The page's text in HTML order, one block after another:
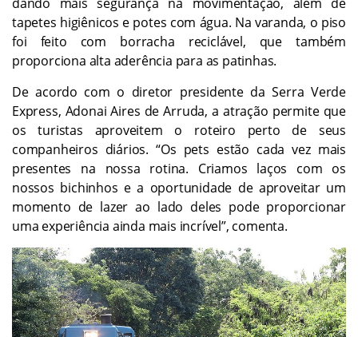
tapetes higiênicos e potes com água. Na varanda, o piso
foi feito com borracha reciclável, que também
proporciona alta aderência para as patinhas.
De acordo com o diretor presidente da Serra Verde
Express, Adonai Aires de Arruda, a atração permite que
os turistas aproveitem o roteiro perto de seus
companheiros diários. “Os pets estão cada vez mais
presentes na nossa rotina. Criamos laços com os
nossos bichinhos e a oportunidade de aproveitar um
momento de lazer ao lado deles pode proporcionar
uma experiência ainda mais incrível”, comenta.